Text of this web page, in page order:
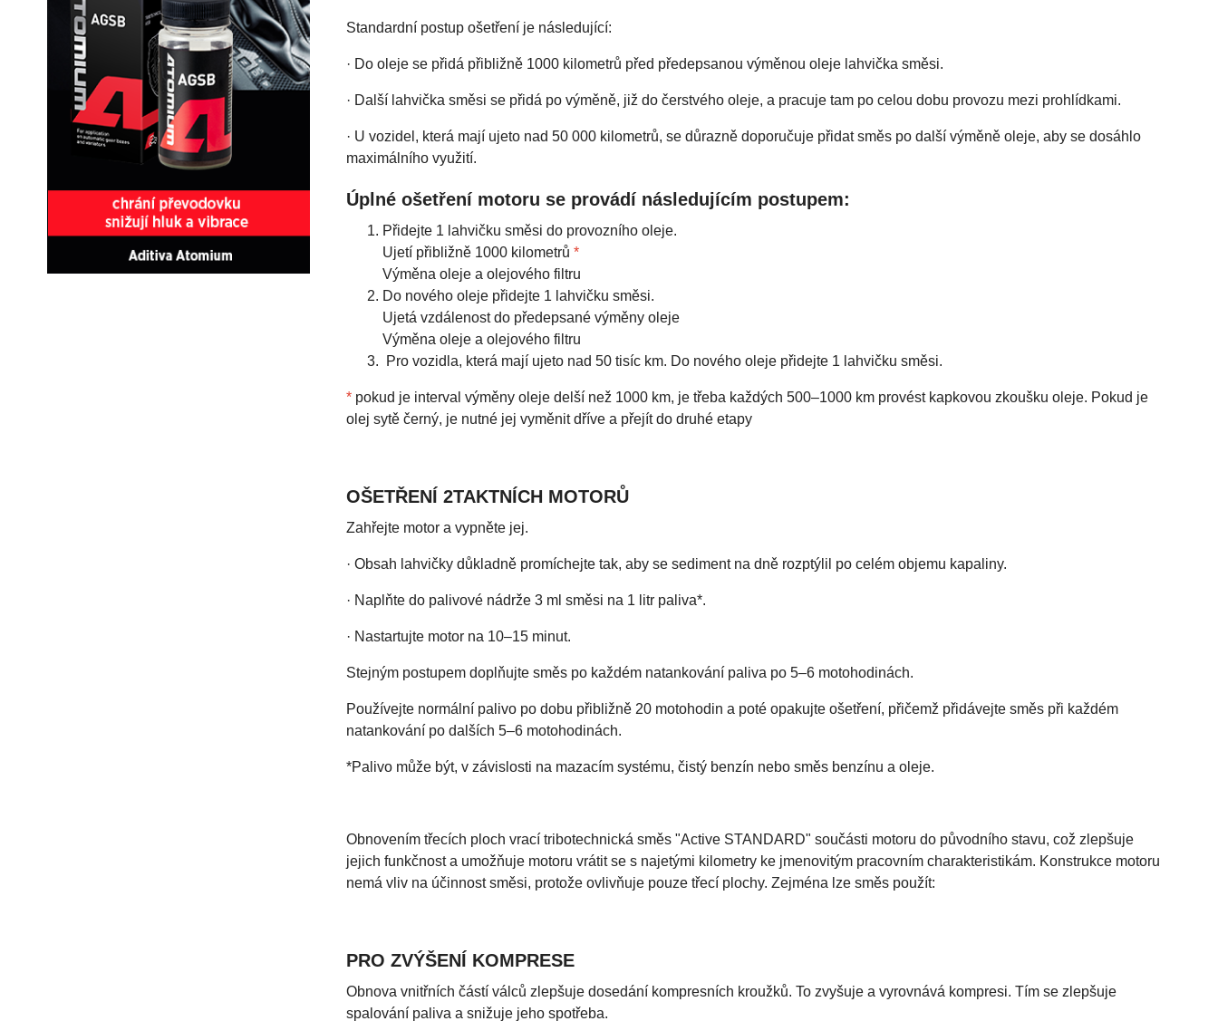
Standardní postup ošetření je následující:
· Do oleje se přidá přibližně 1000 kilometrů před předepsanou výměnou oleje lahvička směsi.
· Další lahvička směsi se přidá po výměně, již do čerstvého oleje, a pracuje tam po celou dobu provozu mezi prohlídkami.
· U vozidel, která mají ujeto nad 50 000 kilometrů, se důrazně doporučuje přidat směs po další výměně oleje, aby se dosáhlo
maximálního využití.
Úplné ošetření motoru se provádí následujícím postupem:
Přidejte 1 lahvičku směsi do provozního oleje.
Ujetí přibližně 1000 kilometrů *
Výměna oleje a olejového filtru
Do nového oleje přidejte 1 lahvičku směsi.
Ujetá vzdálenost do předepsané výměny oleje
Výměna oleje a olejového filtru
Pro vozidla, která mají ujeto nad 50 tisíc km. Do nového oleje přidejte 1 lahvičku směsi.
*pokud je interval výměny oleje delší než 1000 km, je třeba každých 500–1000 km provést kapkovou zkoušku oleje. Pokud je
olej sytě černý, je nutné jej vyměnit dříve a přejít do druhé etapy
OŠETŘENÍ 2TAKTNÍCH MOTORŮ
Zahřejte motor a vypněte jej.
· Obsah lahvičky důkladně promíchejte tak, aby se sediment na dně rozptýlil po celém objemu kapaliny.
· Naplňte do palivové nádrže 3 ml směsi na 1 litr paliva*.
· Nastartujte motor na 10–15 minut.
Stejným postupem doplňujte směs po každém natankování paliva po 5–6 motohodinách.
Používejte normální palivo po dobu přibližně 20 motohodin a poté opakujte ošetření, přičemž přidávejte směs při každém
natankování po dalších 5–6 motohodinách.
*Palivo může být, v závislosti na mazacím systému, čistý benzín nebo směs benzínu a oleje.
Obnovením třecích ploch vrací tribotechnická směs "Active STANDARD" součásti motoru do původního stavu, což zlepšuje
jejich funkčnost a umožňuje motoru vrátit se s najetými kilometry ke jmenovitým pracovním charakteristikám. Konstrukce motoru
nemá vliv na účinnost směsi, protože ovlivňuje pouze třecí plochy. Zejména lze směs použít:
PRO ZVÝŠENÍ KOMPRESE
Obnova vnitřních částí válců zlepšuje dosedání kompresních kroužků. To zvyšuje a vyrovnává kompresi. Tím se zlepšuje
spalování paliva a snižuje jeho spotřeba.